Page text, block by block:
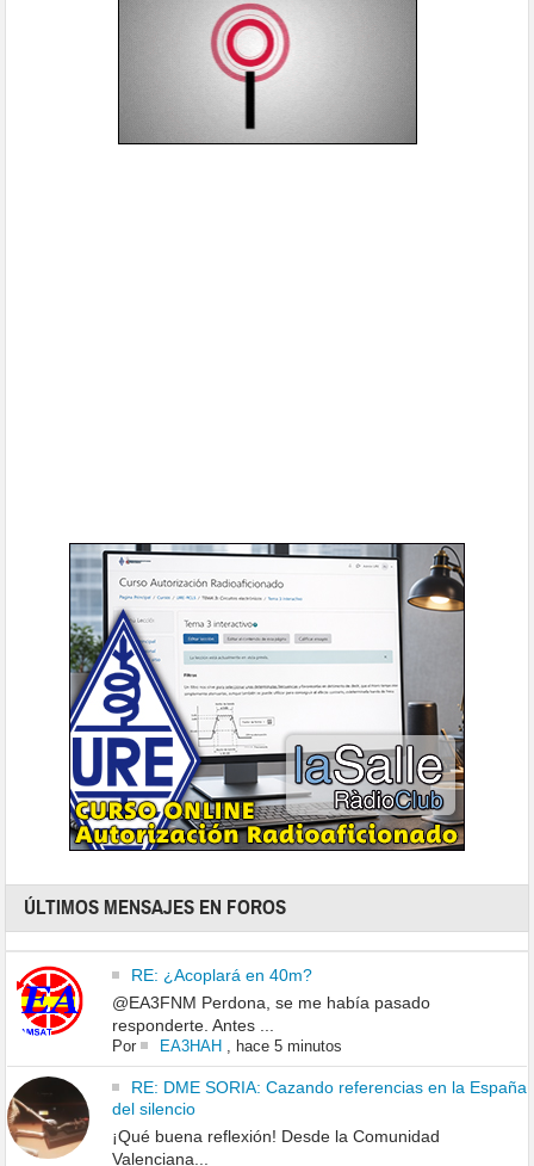
ÚLTIMOS MENSAJES EN FOROS
RE: ¿Acoplará en 40m?
@EA3FNM Perdona, se me había pasado
responderte. Antes ...
Por EA3HAH, hace 5 minutos
RE: DME SORIA: Cazando referencias en la España
del silencio
¡Qué buena reflexión! Desde la Comunidad
Valenciana...